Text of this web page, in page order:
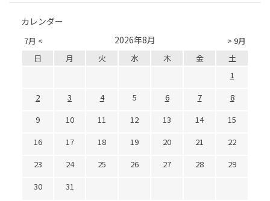
カレンダー
7月 < > 9月
2026年8月
日 月 火 水 木 金
土
1
2
3 4 5 6 7
8
9
10 11 12 13 14
15
16
17 18 19 20 21
22
23
24 25 26 27 28
29
30
31